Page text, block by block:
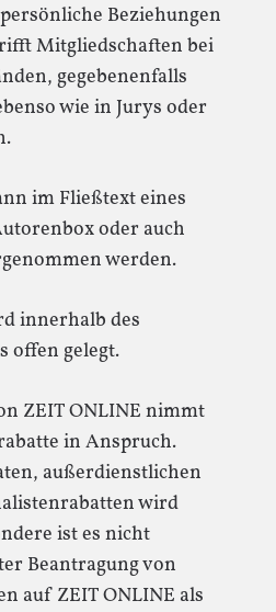
Beziehungen
Mitgliedschaften bei
gegebenenfalls
wie in Jurys oder
im Fließtext eines
oder auch
werden.
innerhalb des
offen gelegt.
ZEIT ONLINE nimmt
in Anspruch.
außerdienstlichen
wird
ist es nicht
Beantragung von
auf ZEIT ONLINE als